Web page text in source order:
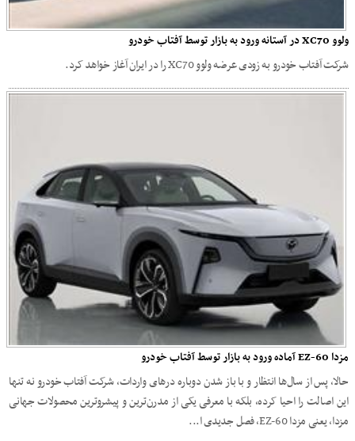
ولوو XC70 در آستانه ورود به بازار توسط آفتاب خودرو
شرکت آفتاب خودرو به زودی عرضه ولوو XC70 را در ایران آغاز خواهد کرد.
مزدا EZ-60 آماده ورود به بازار توسط آفتاب خودرو
حالا، پس از سال‌ها انتظار و با باز شدن دوباره درهای واردات، شرکت آفتاب خودرو نه تنها
این اصالت را احیا کرده، بلکه با معرفی یکی از مدرن‌ترین و پیشروترین محصولات جهانی
مزدا، یعنی مزدا EZ-60، فصل جدیدی ا...